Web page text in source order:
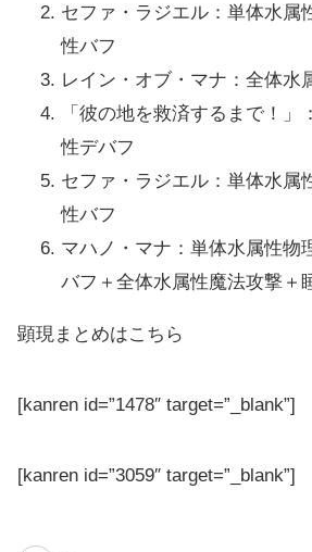
セファ・ラジエル：単体水属
性バフ
レイン・オブ・マナ：全体水
「彼の地を救済するまで！
性デバフ
セファ・ラジエル：単体水属
性バフ
マハノ・マナ：単体水属性物
バフ＋全体水属性魔法攻撃＋
顕現まとめはこちら
[kanren id=”1478″ target=”_blank”]
[kanren id=”3059″ target=”_blank”]